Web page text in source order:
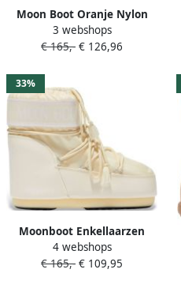
Moon Boot Oranje Nylon
Veterschoenen
Enkellaarzen
3 webshops
€ 165,- € 126,96
33%
Moonboot Enkellaarzen
Moon Boot Mb Icon Low
Nylon Boots Creme
4 webshops
€ 165,- € 109,95